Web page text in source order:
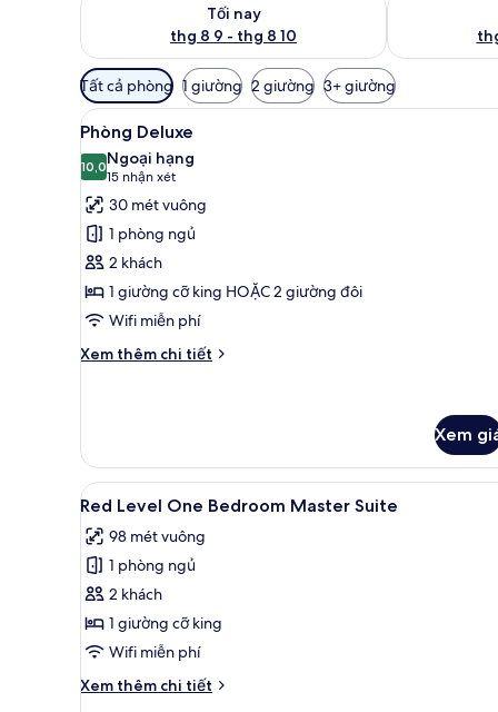
Tối nay
thg 8 9 - thg 8 10
Bộ
lọc
có
thể
dùng
để
lọc
tìm
phòng
Tất cả phòng 1 giường 2 giường 3+ giường
Xem
tất
cả
ảnh
Phòng
Deluxe
Bộ đồ giường cao cấp,
2
Phòng Deluxe
10,010,0 trên 10
Ngoại hạng
15 nhận xét
(15
nhận
xét)
30 mét vuông
1 phòng ngủ
2 khách
1 giường cỡ king HOẶC 2 giường đôi
Wifi miễn phí
Xem thêm chi tiết
Chi
Deluxe
Xem
Xem
tất
cả
ảnh
Red
Level
One
Master
Red Level One Bedroom
4
Red Level One Bedroom Master Suite
98 mét vuông
1 phòng ngủ
2 khách
1 giường cỡ king
Wifi miễn phí
Xem thêm chi tiết
Chi